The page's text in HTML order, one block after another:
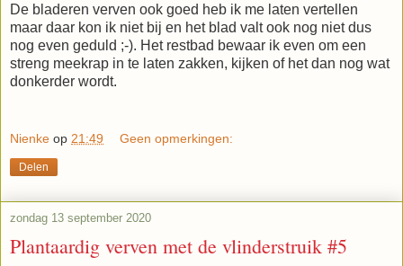
De bladeren verven ook goed heb ik me laten vertellen
maar daar kon ik niet bij en het blad valt ook nog niet dus
nog even geduld ;-). Het restbad bewaar ik even om een
streng meekrap in te laten zakken, kijken of het dan nog wat
donkerder wordt.
Nienke op 21:49 Geen opmerkingen:
Delen
zondag 13 september 2020
Plantaardig verven met de vlinderstruik #5